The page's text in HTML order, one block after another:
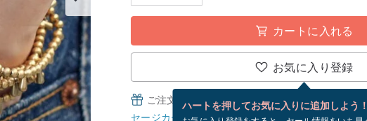
カートに入れる
お気に入り登録
ハートを押してお気に入りに追加しよう！
ご注文完了後、無料でWebメッセージカードを
セージカードとは？